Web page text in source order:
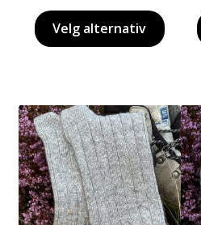
Velg alternativ
Dette
produktet
har
flere
varianter.
Alternativene